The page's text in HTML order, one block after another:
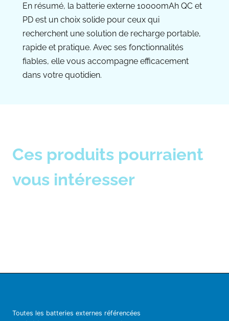
En résumé, la batterie externe 10000mAh QC et
PD est un choix solide pour ceux qui
recherchent une solution de recharge portable,
rapide et pratique. Avec ses fonctionnalités
fiables, elle vous accompagne efficacement
dans votre quotidien.
Ces produits pourraient
vous intéresser
Toutes les batteries externes référencées